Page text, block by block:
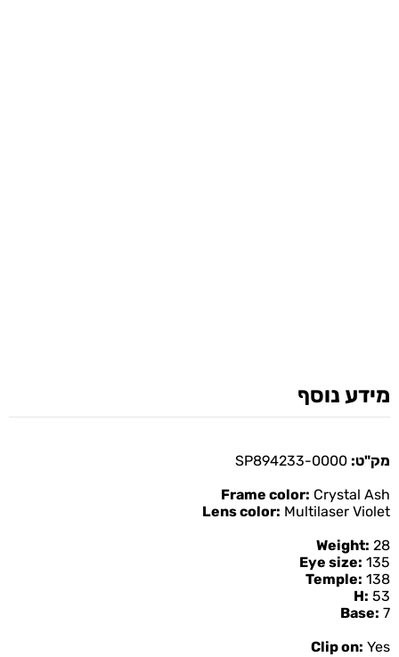
מידע נוסף
מק"ט:
Frame color: Crystal Ash
Lens color: Multilaser Violet
Weight: 28
Eye size: 135
Temple: 138
H: 53
Base: 7
Clip on: Yes